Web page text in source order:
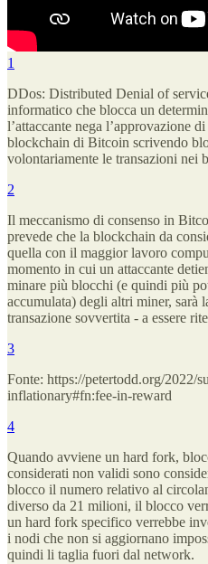
1
DDos: Distributed Denial of
informatico che blocca un
l’attaccante nega l’approvazione
blockchain di Bitcoin scrivendo
volontariamente le transazioni nei
2
Il meccanismo di consenso in
prevede che la blockchain da
quella con il maggior lavoro
momento in cui un attaccante
minare più blocchi (e quindi più
accumulata) degli altri miner, sarà
transazione sovvertita - a essere
3
Fonte: https://petertodd.org/2022/
inflationary#fn:fee-in-reward
4
Quando avviene un hard fork,
considerati non validi sono
blocco il numero relativo al
diverso da 21 milioni, il blocco
un hard fork specifico verrebbe
i nodi che non si aggiornano
quindi li taglia fuori dal network.